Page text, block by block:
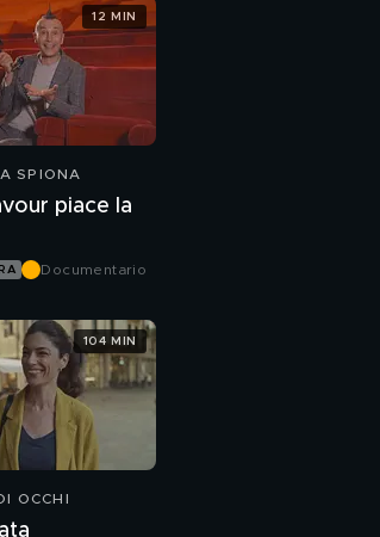
SPIONA
piace la
Documentario
12 MIN
OCCHI
104 MIN